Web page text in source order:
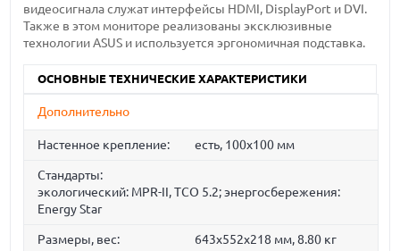
видеосигнала служат интерфейсы HDMI, DisplayPort и DVI.
Также в этом мониторе реализованы эксклюзивные
технологии ASUS и используется эргономичная подставка.
ОСНОВНЫЕ ТЕХНИЧЕСКИЕ ХАРАКТЕРИСТИКИ
Дополнительно
Настенное крепление: есть, 100x100 мм
Стандарты:
экологический: MPR-II, TCO 5.2; энергосбережения:
Energy Star
Размеры, вес: 643x552x218 мм, 8.80 кг